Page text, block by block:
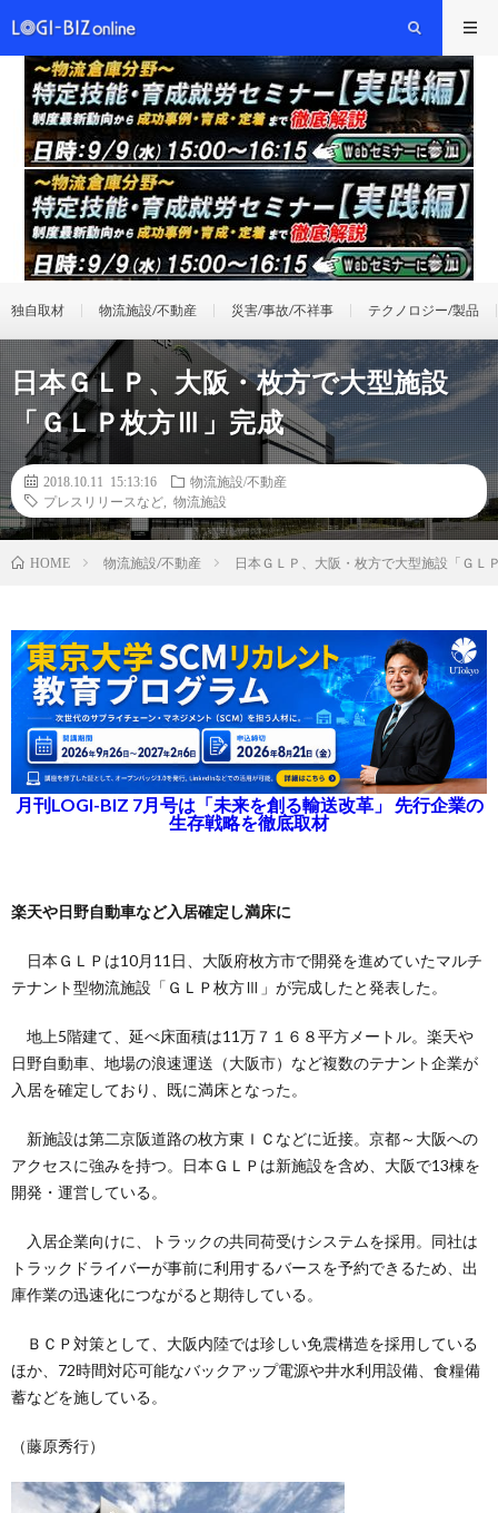
独自取材 物流施設/不動産 災害/事故/不祥事 テクノロジー/製品
日本ＧＬＰ、大阪・枚方で大型施設
「ＧＬＰ枚方Ⅲ」完成
2018.10.11 15:13:16
物流施設/不動産
プレスリリースなど
物流施設
HOME 物流施設/不動産 日本ＧＬＰ、大阪・枚方で大型施設「ＧＬ
月刊LOGI-BIZ 7月号は「未来を創る輸送改革」 先行企業の
生存戦略を徹底取材
楽天や日野自動車など入居確定し満床に
日本ＧＬＰは10月11日、大阪府枚方市で開発を進めていたマルチ
テナント型物流施設「ＧＬＰ枚方Ⅲ」が完成したと発表した。
地上5階建て、延べ床面積は11万７１６８平方メートル。楽天や
日野自動車、地場の浪速運送（大阪市）など複数のテナント企業が
入居を確定しており、既に満床となった。
新施設は第二京阪道路の枚方東ＩＣなどに近接。京都～大阪への
アクセスに強みを持つ。日本ＧＬＰは新施設を含め、大阪で13棟を
開発・運営している。
入居企業向けに、トラックの共同荷受けシステムを採用。同社は
トラックドライバーが事前に利用するバースを予約できるため、出
庫作業の迅速化につながると期待している。
ＢＣＰ対策として、大阪内陸では珍しい免震構造を採用している
ほか、72時間対応可能なバックアップ電源や井水利用設備、食糧備
蓄などを施している。
（藤原秀行）